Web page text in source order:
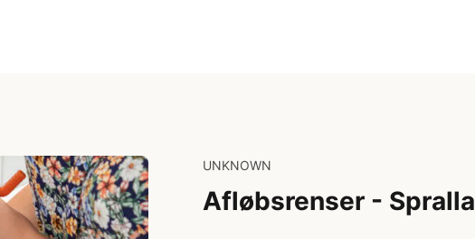
UNKNOWN
Afløbsrenser - Spralla